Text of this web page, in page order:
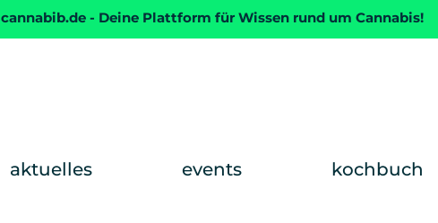
cannabib.de - Deine Plattform für Wissen rund um Cannabis!
aktuelles events kochbuch